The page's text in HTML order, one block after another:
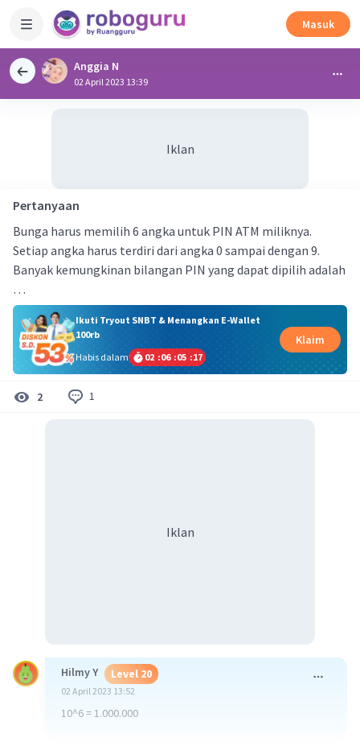
Masuk
Anggia N
02 April 2023 13:39
Iklan
Pertanyaan
Bunga harus memilih 6 angka untuk PIN ATM miliknya.
Setiap angka harus terdiri dari angka 0 sampai dengan 9.
Banyak kemungkinan bilangan PIN yang dapat dipilih adalah
…
Ikuti Tryout SNBT & Menangkan E-Wallet
100rb
Habis dalam
02 :06 :05 :17
Klaim
2 1
Iklan
Hilmy Y Level 20
02 April 2023 13:52
10^6 = 1.000.000